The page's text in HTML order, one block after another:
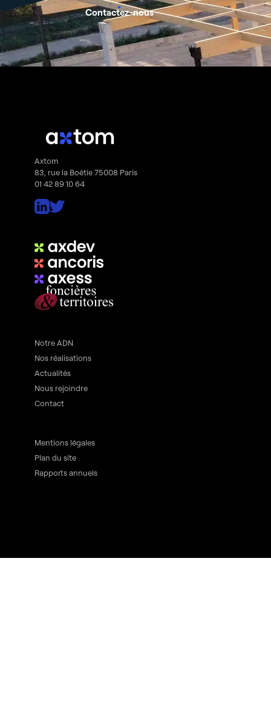
Contactez-nous
Axtom
83, rue la Boétie 75008 Paris
01 42 89 10 64
Notre ADN
Nos réalisations
Actualités
Nous rejoindre
Contact
Mentions légales
Plan du site
Rapports annuels